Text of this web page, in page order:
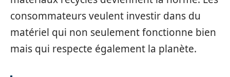
consommateurs veulent investir dans du
matériel qui non seulement fonctionne bien
mais qui respecte également la planète.